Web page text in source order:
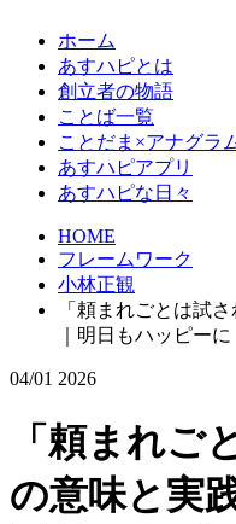
ホーム
あすハピとは
創立者の物語
ことば一覧
ことだま×アナグラ
あすハピアプリ
あすハピな日々
HOME
フレームワーク
小林正観
「頼まれごとは試
｜明日もハッピーに
04/01 2026
「頼まれご
の意味と実